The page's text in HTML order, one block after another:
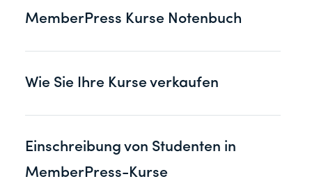
MemberPress Kurse Notenbuch
Wie Sie Ihre Kurse verkaufen
Einschreibung von Studenten in
MemberPress-Kurse